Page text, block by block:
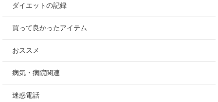
ダイエットの記録
買って良かったアイテム
おススメ
病気・病院関連
迷惑電話